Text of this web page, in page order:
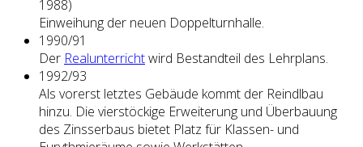
1988)
Einweihung der neuen Doppelturnhalle.
1990/91
Der Realunterrichtwird Bestandteil des Lehrplans.
1992/93
Als vorerst letztes Gebäude kommt der Reindlbau
hinzu. Die vierstöckige Erweiterung und Überbauung
des Zinsserbaus bietet Platz für Klassen- und